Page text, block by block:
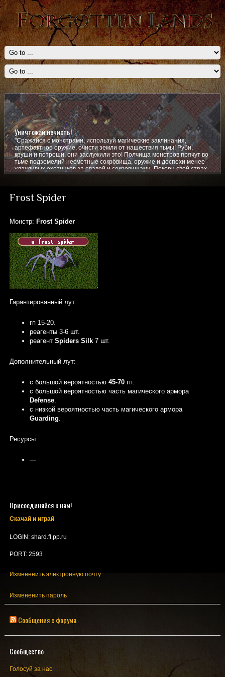
Уничтожай нечисть!
"Сражайся с монстрами, используй магические заклинания,
артефактное оружие, очисти земли от нашествия тьмы! Руби,
круши и потроши, они заслужили это! Полчища монстров прячут во
тьме подземелий несметные сокровища, оружие и доспехи менее
удачливых охотников за славой и сокровищами. Покори свой страх,
покажи им кто тут главный!
Frost Spider
Монстр: Frost Spider
Гарантированный лут:
гп 15-20.
реагенты 3-6 шт.
реагент Spiders Silk7 шт.
Дополнительный лут:
с большой вероятностью 45-70гп.
c большой вероятностью часть магического армора
Defense.
с низкой вероятностью часть магического армора
Guarding
Ресурсы:
—
Присоединяйся к нам!
Скачай и играй
LOGIN: shard.fl.pp.ru
PORT: 2593
Измененить электронную почту
Измененить пароль
Сообщения с форума
Сообщество
Голосуй за нас